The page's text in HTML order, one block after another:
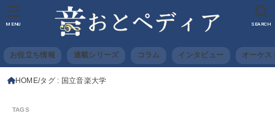
お役立ち情報 連載シリーズ コラム インタビュー オーケス
SEARCH
MENU
HOME タグ : 国立音楽大学